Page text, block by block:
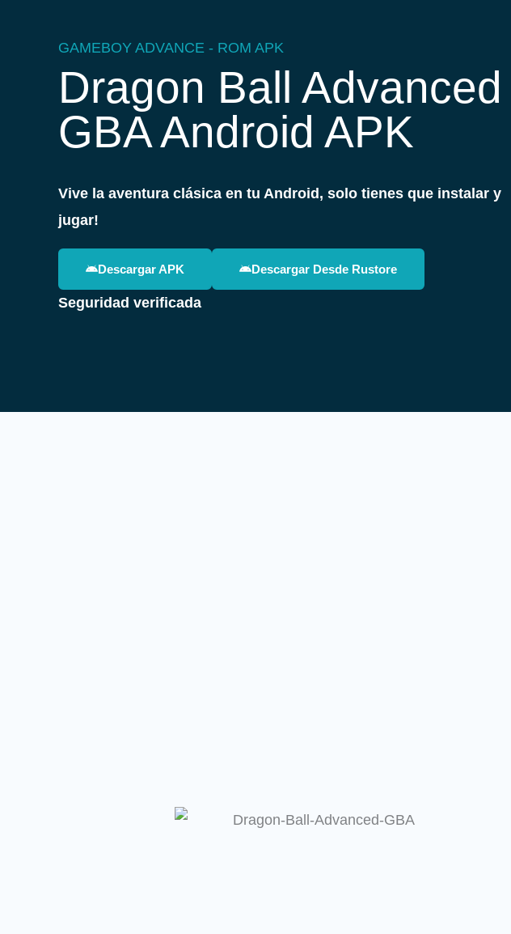
GAMEBOY ADVANCE - ROM APK
Dragon Ball Advanced
GBA Android APK
Vive la aventura clásica en tu Android, solo tienes que instalar y
jugar!
Descargar APK Descargar Desde Rustore
Seguridad verificada